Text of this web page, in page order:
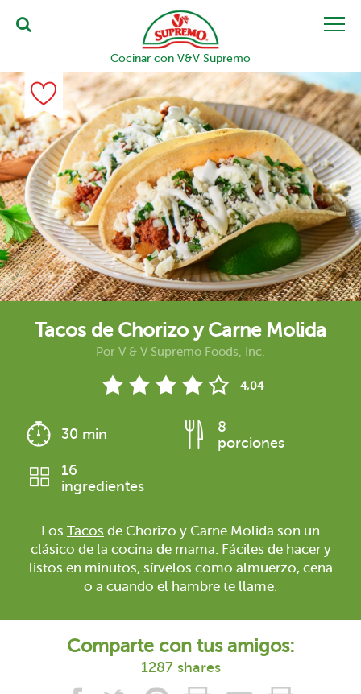
Cocinar con V&V Supremo
Tacos de Chorizo y Carne Molida
Por V & V Supremo Foods, Inc.
4,04
30 min
8
porciones
16
ingredientes
Los Tacos de Chorizo y Carne Molida son un
clásico de la cocina de mama. Fáciles de hacer y
listos en minutos, sírvelos como almuerzo, cena
o a cuando el hambre te llame.
Comparte con tus amigos:
1287 shares